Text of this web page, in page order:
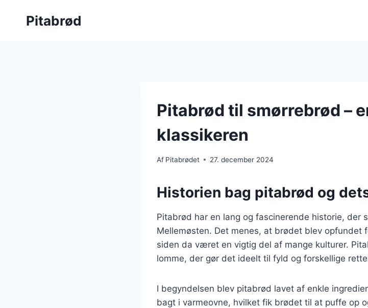
Pitabrød
Pitabrød til smørrebrød –
klassikeren
Af Pitabrødet 27. december 2024
Historien bag pitabrød og
Pitabrød har en lang og fascinerende historie,
Mellemøsten. Det menes, at brødet blev opfundet
siden da været en vigtig del af mange kulturer.
lomme, der gør det ideelt til fyld og forskellige
I begyndelsen blev pitabrød lavet af enkle
bagt i varmeovne, hvilket fik brødet til at puffe op